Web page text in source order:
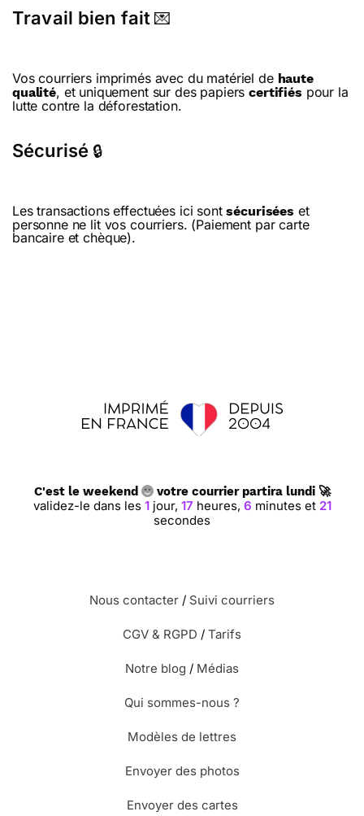
Travail bien fait 💌
Vos courriers imprimés avec du matériel de haute
qualité, et uniquement sur des papierscertifiés pour la
lutte contre la déforestation.
Sécurisé 🔒
Les transactions effectuées ici sontsécurisées et
personne ne lit vos courriers. (Paiement par carte
bancaire et chèque).
C'est le weekend votre courrier partira lundi 🚀
validez-le dans les 1jour, 17heures, 6minutes et 20
secondes
Nous contacter / Suivi courriers
CGV & RGPD / Tarifs
Notre blog / Médias
Qui sommes-nous ?
Modèles de lettres
Envoyer des photos
Envoyer des cartes